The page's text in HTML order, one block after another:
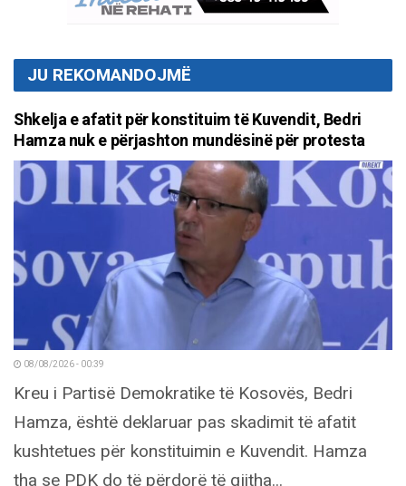
JU REKOMANDOJMË
Shkelja e afatit për konstituim të Kuvendit, Bedri
Hamza nuk e përjashton mundësinë për protesta
08/08/2026 - 00:39
Kreu i Partisë Demokratike të Kosovës, Bedri
Hamza, është deklaruar pas skadimit të afatit
kushtetues për konstituimin e Kuvendit. Hamza
tha se PDK do të përdorë të gjitha...